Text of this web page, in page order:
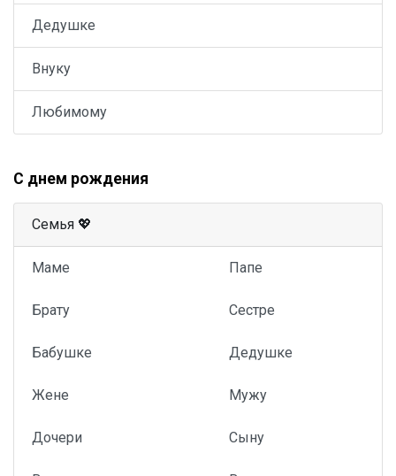
Дедушке
Внуку
Любимому
С днем рождения
Семья 💖
Маме Папе
Брату Сестре
Бабушке Дедушке
Жене Мужу
Дочери Сыну